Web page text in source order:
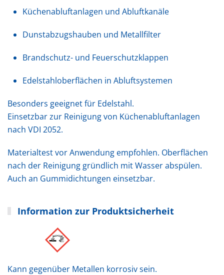
Küchenabluftanlagen und Abluftkanäle
Dunstabzugshauben und Metallfilter
Brandschutz- und Feuerschutzklappen
Edelstahloberflächen in Abluftsystemen
Besonders geeignet für Edelstahl.
Einsetzbar zur Reinigung von Küchenabluftanlagen
nach VDI 2052.
Materialtest vor Anwendung empfohlen. Oberflächen
nach der Reinigung gründlich mit Wasser abspülen.
Auch an Gummidichtungen einsetzbar.
Information zur Produktsicherheit
Kann gegenüber Metallen korrosiv sein.